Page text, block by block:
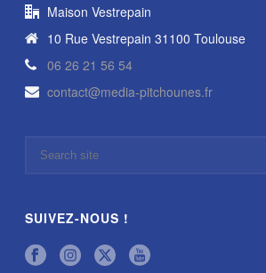
Maison Vestrepain
10 Rue Vestrepain 31100 Toulouse
06 26 21 56 54
contact@media-pitchounes.fr
SUIVEZ-NOUS !